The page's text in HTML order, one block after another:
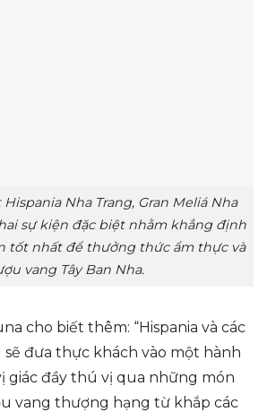
Nha Trang, Gran Meliá Nha
sự kiện đặc biệt nhằm khẳng định
tốt nhất để thưởng thức ẩm thực và
vang Tây Ban Nha.
cho biết thêm: “Hispania và các
đưa thực khách vào một hành
giác đầy thú vị qua những món
vang thượng hạng từ khắp các